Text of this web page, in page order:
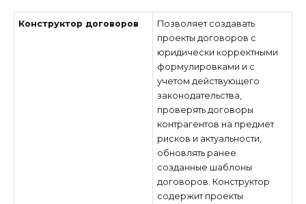
Конструктор договоров
Позволяет создавать
проекты договоров с
юридически корректными
формулировками и с
учетом действующего
законодательства,
проверять договоры
контрагентов на предмет
рисков и актуальности,
обновлять ранее
созданные шаблоны
договоров. Конструктор
содержит проекты